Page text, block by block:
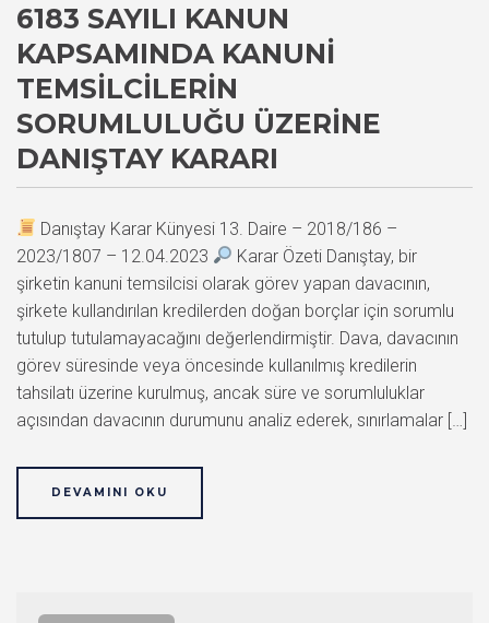
6183 SAYILI KANUN
KAPSAMINDA KANUNI
TEMSILCILERIN
SORUMLULUĞU ÜZERINE
DANIŞTAY KARARI
Danıştay Karar Künyesi 13. Daire – 2018/186 –
2023/1807 – 12.04.2023
Karar Özeti Danıştay, bir
şirketin kanuni temsilcisi olarak görev yapan davacının,
şirkete kullandırılan kredilerden doğan borçlar için sorumlu
tutulup tutulamayacağını değerlendirmiştir. Dava, davacının
görev süresinde veya öncesinde kullanılmış kredilerin
tahsilatı üzerine kurulmuş, ancak süre ve sorumluluklar
açısından davacının durumunu analiz ederek, sınırlamalar […]
DEVAMINI OKU